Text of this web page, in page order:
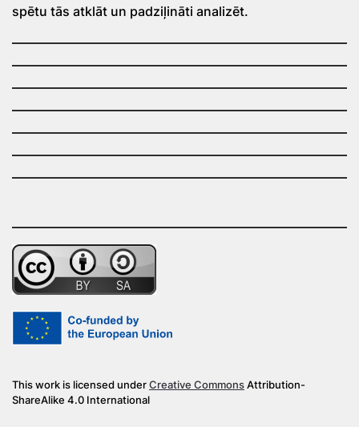
spētu tās atklāt un padziļināti analizēt.
This work is licensed underCreative CommonsAttribution-
ShareAlike 4.0 International